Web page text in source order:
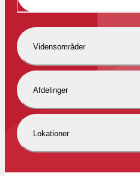
Vidensområder
Afdelinger
Lokationer